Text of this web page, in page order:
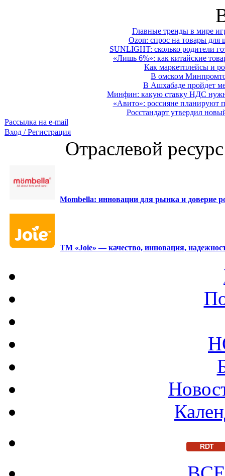
Главные тренды в мире
Ozon: спрос на товары для
SUNLIGHT: сколько родители
«Лишь 6%»: как китайские
Как маркетплейсы и
В омском
В Ашхабаде пройдет
Минфин: какую ставку НДС
«Авито»: россияне планируют
Росстандарт утвердил
Рассылка на e-mail
Вход / Регистрация
Отраслевой
Mombella: инновации для рынка и доверие
ТМ «Joie» — качество, инновация,
RDT